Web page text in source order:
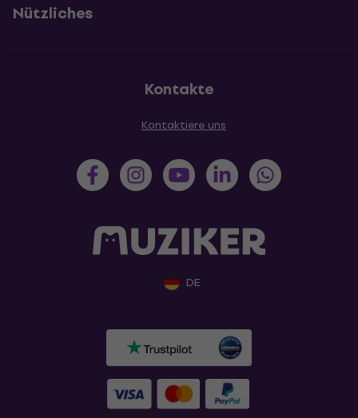
Nützliches
Kontakte
Kontaktiere uns
DE